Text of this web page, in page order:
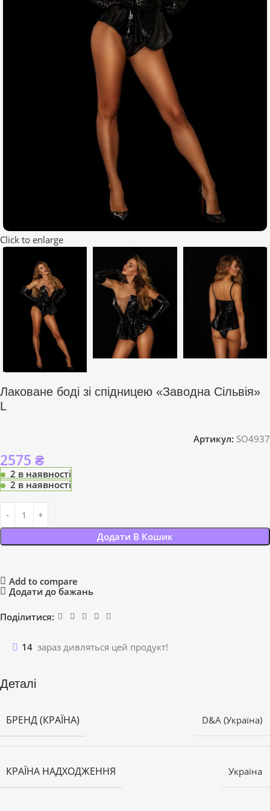
Click to enlarge
Лаковане боді зі спідницею «Заводна Сільвія»
L
Артикул: SO4937
2575 ₴
2 в наявності
2 в наявності
Додати В Кошик
Add to compare
Додати до бажань
Поділитися:
14 зараз дивляться цей продукт!
Деталі
БРЕНД (КРАЇНА) D&A (Україна)
КРАЇНА НАДХОДЖЕННЯ Україна